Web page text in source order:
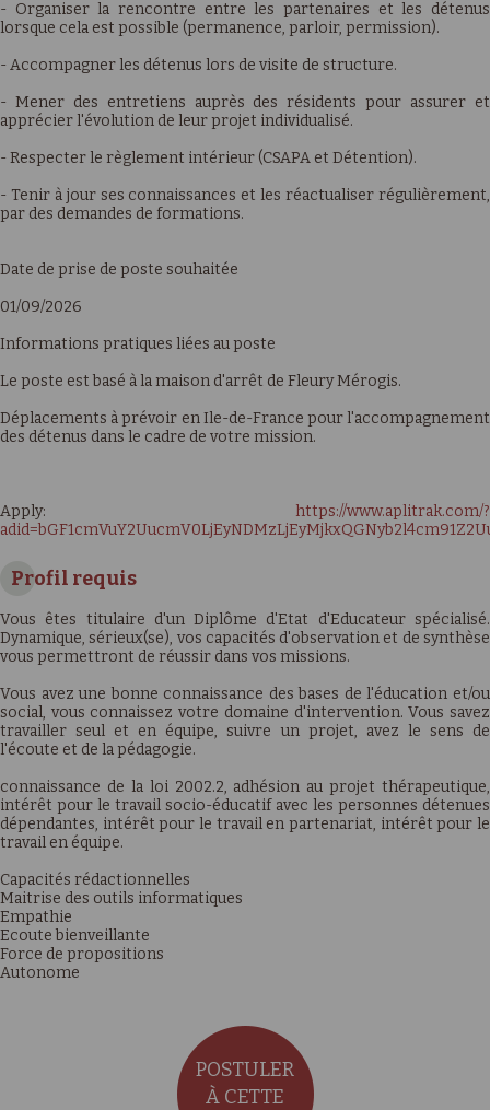
- Organiser la rencontre entre les partenaires et les détenus
lorsque cela est possible (permanence, parloir, permission).
- Accompagner les détenus lors de visite de structure.
- Mener des entretiens auprès des résidents pour assurer et
apprécier l'évolution de leur projet individualisé.
- Respecter le règlement intérieur (CSAPA et Détention).
- Tenir à jour ses connaissances et les réactualiser régulièrement,
par des demandes de formations.
Date de prise de poste souhaitée
01/09/2026
Informations pratiques liées au poste
Le poste est basé à la maison d'arrêt de Fleury Mérogis.
Déplacements à prévoir en Ile-de-France pour l'accompagnement
des détenus dans le cadre de votre mission.
Apply: https://www.aplitrak.com/?
Profil requis
Vous êtes titulaire d'un Diplôme d'Etat d'Educateur spécialisé.
Dynamique, sérieux(se), vos capacités d'observation et de synthèse
vous permettront de réussir dans vos missions.
Vous avez une bonne connaissance des bases de l'éducation et/ou
social, vous connaissez votre domaine d'intervention. Vous savez
travailler seul et en équipe, suivre un projet, avez le sens de
l'écoute et de la pédagogie.
connaissance de la loi 2002.2, adhésion au projet thérapeutique,
intérêt pour le travail socio-éducatif avec les personnes détenues
dépendantes, intérêt pour le travail en partenariat, intérêt pour le
travail en équipe.
Capacités rédactionnelles
Maitrise des outils informatiques
Empathie
Ecoute bienveillante
Force de propositions
Autonome
POSTULER
À CETTE